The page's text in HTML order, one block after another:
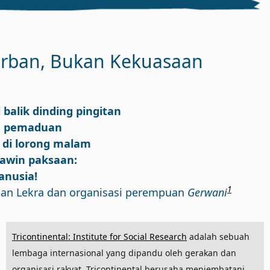
Bukan Kekuasaan
dinding pingitan
lorong malam
paksaan:
Lekra dan organisasi perempuan Gerwani1
Tricontinental: Institute for Social Research adalah sebuah
lembaga internasional yang dipandu oleh gerakan dan